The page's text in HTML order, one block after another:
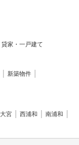
貸家・一戸建て
新築物件
大宮 西浦和
南浦和